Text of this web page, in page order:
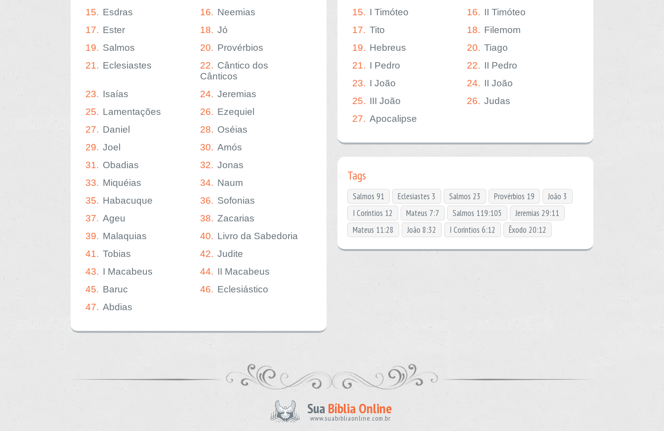
15. Esdras 16. Neemias
17. Ester 18. Jó
19. Salmos 20. Provérbios
21. Eclesiastes 22. Cântico dos
Cânticos
23. Isaías 24. Jeremias
25. Lamentações 26. Ezequiel
27. Daniel 28. Oséias
29. Joel 30. Amós
31. Obadias 32. Jonas
33. Miquéias 34. Naum
35. Habacuque 36. Sofonias
37. Ageu 38. Zacarias
39. Malaquias 40. Livro da Sabedoria
41. Tobias 42. Judite
43. I Macabeus 44. II Macabeus
45. Baruc 46. Eclesiástico
47. Abdias
15. I Timóteo 16. II Timóteo
17. Tito 18. Filemom
19. Hebreus 20. Tiago
21. I Pedro 22. II Pedro
23. I João 24. II João
25. III João 26. Judas
27. Apocalipse
Tags
Salmos 91 Eclesiastes 3 Salmos 23 Provérbios 19
João 3
I Coríntios 12
Mateus 7:7 Salmos 119:105
Jeremias 29:11
Mateus 11:28
João 8:32 I Coríntios 6:12 Êxodo 20:12
SuaBíblia Online
www.suabibliaonline.com.br